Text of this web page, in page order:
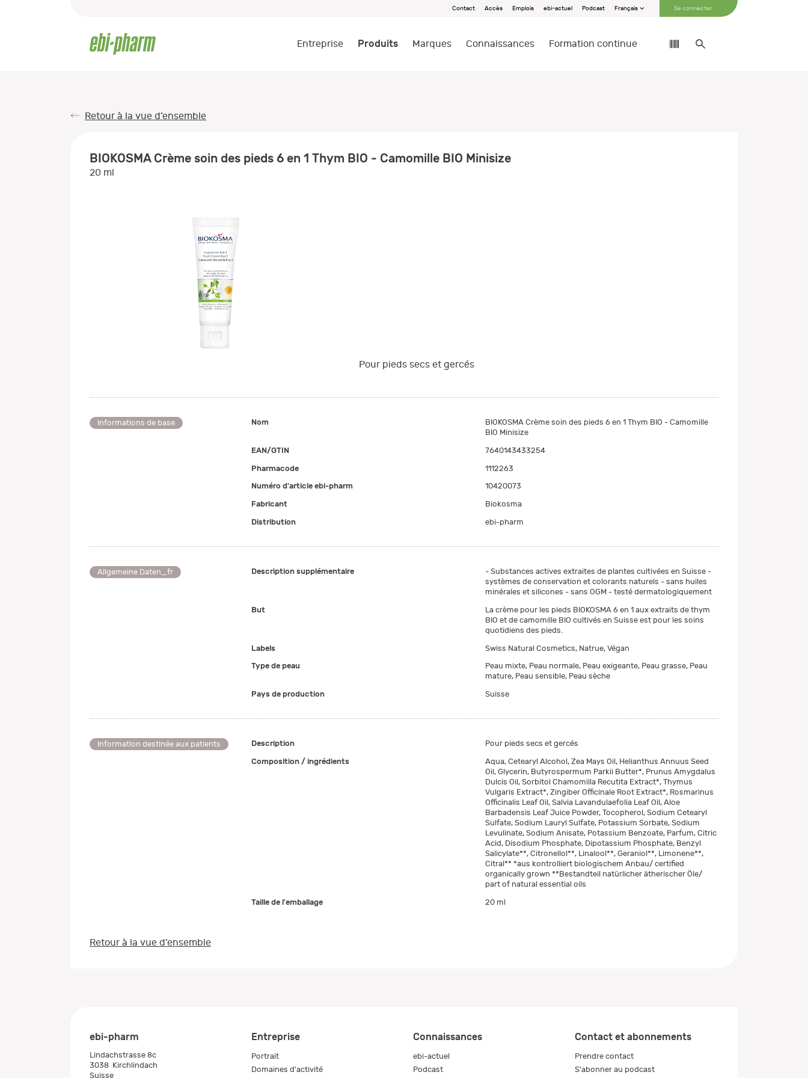
Contact Accès Emplois ebi-actuel Podcast Français Se connecter
Entreprise Produits Marques Connaissances Formation continue
Retour à la vue d’ensemble
BIOKOSMA Crème soin des pieds 6 en 1 Thym BIO - Camomille BIO Minisize
20 ml
Pour pieds secs et gercés
Informations de base Nom
BIOKOSMA Crème soin des pieds 6 en 1 Thym BIO - Camomille
BIO Minisize
EAN/GTIN
7640143433254
Pharmacode
1112263
Numéro d'article ebi-pharm
10420073
Fabricant
Biokosma
Distribution
ebi-pharm
Allgemeine Daten_fr Description supplémentaire
- Substances actives extraites de plantes cultivées en Suisse -
systèmes de conservation et colorants naturels - sans huiles
minérales et silicones - sans OGM - testé dermatologiquement
But
La crème pour les pieds BIOKOSMA 6 en 1 aux extraits de thym
BIO et de camomille BIO cultivés en Suisse est pour les soins
quotidiens des pieds.
Labels
Swiss Natural Cosmetics, Natrue, Végan
Type de peau
Peau mixte, Peau normale, Peau exigeante, Peau grasse, Peau
mature, Peau sensible, Peau sèche
Pays de production
Suisse
Information destinée aux patients Description
Pour pieds secs et gercés
Composition / ingrédients
Aqua, Cetearyl Alcohol, Zea Mays Oil, Helianthus Annuus Seed
Oil, Glycerin, Butyrospermum Parkii Butter*, Prunus Amygdalus
Dulcis Oil, Sorbitol Chamomilla Recutita Extract*, Thymus
Vulgaris Extract*, Zingiber Officinale Root Extract*, Rosmarinus
Officinalis Leaf Oil, Salvia Lavandulaefolia Leaf Oil, Aloe
Barbadensis Leaf Juice Powder, Tocopherol, Sodium Cetearyl
Sulfate, Sodium Lauryl Sulfate, Potassium Sorbate, Sodium
Levulinate, Sodium Anisate, Potassium Benzoate, Parfum, Citric
Acid, Disodium Phosphate, Dipotassium Phosphate, Benzyl
Salicylate**, Citronellol**, Linalool**, Geraniol**, Limonene**,
Citral** *aus kontrolliert biologischem Anbau/ certified
organically grown **Bestandteil natürlicher ätherischer Öle/
part of natural essential oils
Taille de l'emballage
20 ml
Retour à la vue d’ensemble
ebi-pharm
Lindachstrasse 8c
3038 Kirchlindach
Suisse
Entreprise
Portrait
Domaines d'activité
Connaissances
ebi-actuel
Podcast
Contact et abonnements
Prendre contact
S'abonner au podcast